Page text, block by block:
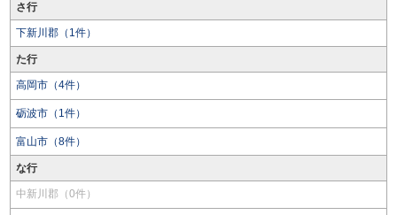
さ行
下新川郡（1件）
た行
高岡市（4件）
砺波市（1件）
富山市（8件）
な行
中新川郡（0件）